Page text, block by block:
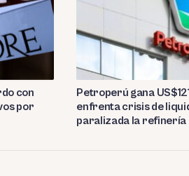
con
por
Petroperú gana
enfrenta crisis de
paralizada la refinería